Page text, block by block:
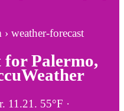
weather-forecast
for Palermo,
11.21. 55°F ·